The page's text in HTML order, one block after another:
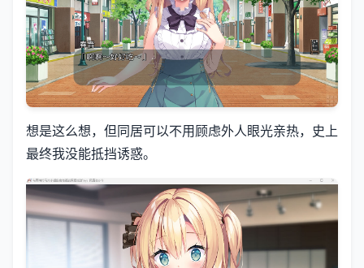
想是这么想，但同居可以不用顾虑外人眼光亲热，史上
最终我没能抵挡诱惑。